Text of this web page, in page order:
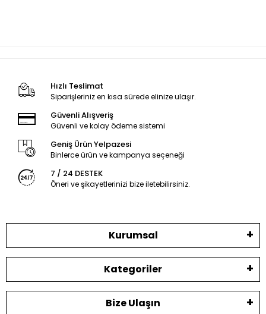
Hızlı Teslimat
Siparişleriniz en kısa sürede elinize ulaşır.
Güvenli Alışveriş
Güvenli ve kolay ödeme sistemi
Geniş Ürün Yelpazesi
Binlerce ürün ve kampanya seçeneği
7 / 24 DESTEK
Öneri ve şikayetlerinizi bize iletebilirsiniz.
Kurumsal
Kategoriler
Bize Ulaşın